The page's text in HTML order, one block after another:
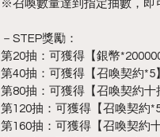
※召喚數量達到指定抽數，即
－STEP獎勵：
第20抽：可獲得【銀幣*200000
第40抽：可獲得【召喚契約*5
第80抽：可獲得【召喚契約十
第120抽：可獲得【召喚契約*5
第160抽：可獲得【召喚契約